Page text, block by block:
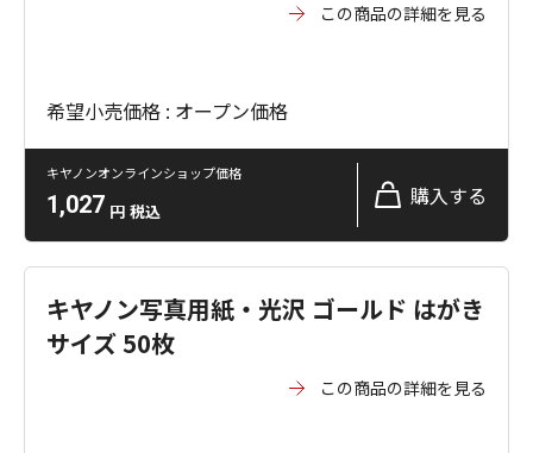
この商品の詳細を見る
希望小売価格 : オープン価格
キヤノンオンラインショップ価格
1,027 円 税込
購入する
キヤノン写真用紙・光沢 ゴールド はがき
サイズ 50枚
この商品の詳細を見る